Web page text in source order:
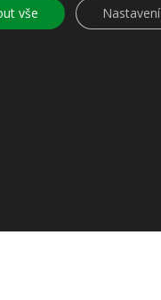
údajů
vše Nastavení